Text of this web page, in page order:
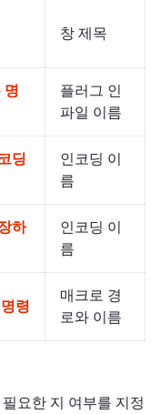
창 제목
명
플러그 인
파일 이름
딩
인코딩 이
름
하
인코딩 이
름
령
매크로 경
로와 이름
요한 지 여부를 지정